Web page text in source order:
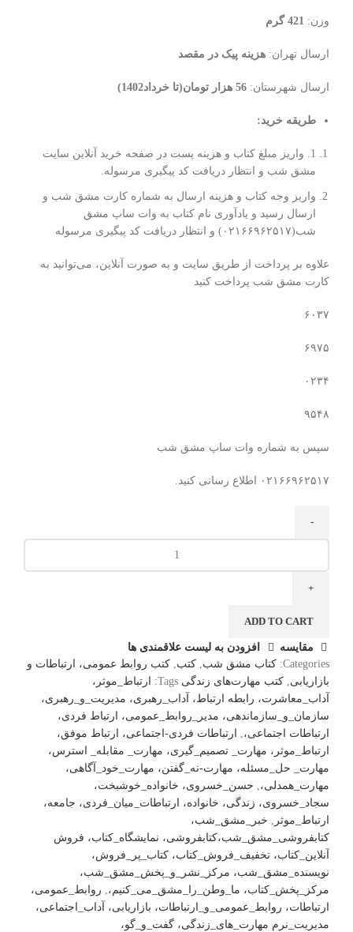
وزن:
ارسال تهران: هزینه پیک در مقصد
ارسال شهرستان: 56 هزار تومان(تا خرداد1402)
طریقه خرید:
1. واریز مبلغ کتاب و هزینه پست در صفحه خرید آنلاین سایت
مشق شب و انتظار دریافت کد پیگیری مرسوله.
واریز وجه کتاب و هزینه ارسال به شماره کارت مشق شب و
ارسال رسید و یادآوری نام کتاب به وات ساپ مشق
شب(۰۲۱۶۶۹۶۲۵۱۷) و انتظار دریافت کد پیگیری مرسوله
علاوه بر پرداخت از طریق سایت و به صورت آنلاین، می‌توانید به
کارت مشق شب پرداخت کنید
۶۰۳۷
۶۹۷۵
۰۲۳۴
۹۵۴۸
سپس به شماره وات ساپ مشق شب
۰۲۱۶۶۹۶۲۵۱۷ اطلاع رسانی کنید.
ADD TO CART
مقایسه
افزودن به لیست علاقمندی ها
Categories: کتاب مشق شب, کتب, کتب روابط عمومی، ارتباطات و
بازاریابی, کتب مهارت‌های زندگی Tags:
ارتباط_موثر،
آداب_معاشرت، رابطه ارتباط، آداب_رهبری، مدیریت_و_رهبری،
سازمان_و_سازماندهی، مدیر_روابط_عمومی، ارتباط فردی،
ارتباطات اجتماعی،,
ارتباطات فردی-اجتماعی، ارتباط موفق،
ارتباط_موثر، مهارت_ تصمیم_گیری، مهارت_ مقابله_ استرس،
مهارت_ حل_مسئله، مهارت-نه_گفتن، مهارت_خود_آگاهی،
مهارت_همدلی،, حسن_خسروی، خانواده_خوشبخت،
سجاد_خسروی، زندگی، خانواده، ارتباطات_میان_فردی، جامعه،
ارتباط_موثر , خبر_مشق_شب،
کتابفروشی_مشق_شب،کتابفروشی، نمایشگاه_کتاب، فروش
آنلاین_کتاب، تخفیف_فروش_کتاب، کتاب_پر_فروش،
نویسنده_مشق_شب، مرکز_نشر_و_پخش_مشق_شب،
مرکز_پخش_کتاب، ما_وطن_را_مشق_می_کنیم،, روابط_عمومی،
ارتباطات، روابط_عمومی_و_ارتباطات، بازاریابی، آداب_اجتماعی،
مدیریت_نرم مهارت_های_زندگی، گفت_و_گو،